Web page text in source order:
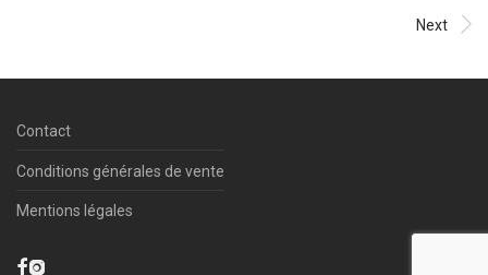
Next
Contact
Conditions générales de vente
Mentions légales